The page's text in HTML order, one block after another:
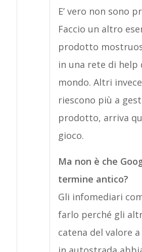
E’ vero non sono
Faccio un altro
prodotto
in una rete di help
mondo. Altri
riescono più a
prodotto, arriva
gioco.
Ma non è che
termine antico?
Gli infomediari
farlo perché gli
catena del valore